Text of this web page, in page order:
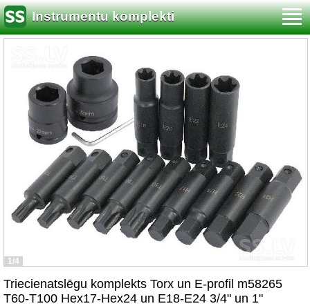
Instrumentu komplekti
1/4
Triecienatslēgu komplekts Torx un E-profil m58265
T60-T100 Hex17-Hex24 un E18-E24 3/4" un 1"